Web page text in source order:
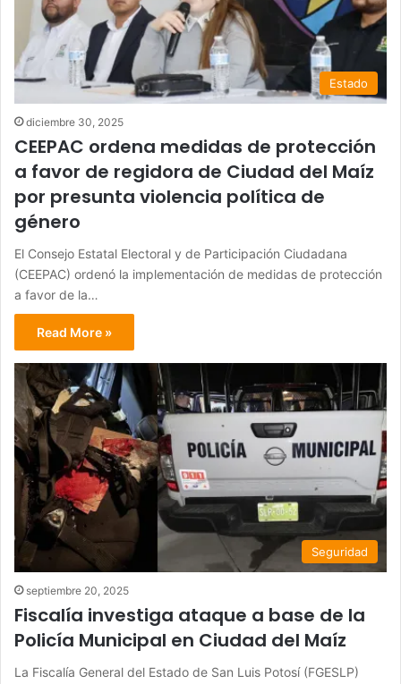
Estado
diciembre 30, 2025
CEEPAC ordena medidas de protección
a favor de regidora de Ciudad del Maíz
por presunta violencia política de
género
El Consejo Estatal Electoral y de Participación Ciudadana
(CEEPAC) ordenó la implementación de medidas de protección
a favor de la…
Read More »
Seguridad
septiembre 20, 2025
Fiscalía investiga ataque a base de la
Policía Municipal en Ciudad del Maíz
La Fiscalía General del Estado de San Luis Potosí (FGESLP)